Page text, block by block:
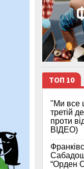
ТОП 10
"Ми все
третій
проти
ВІДЕО)
Сабадош
“Орден